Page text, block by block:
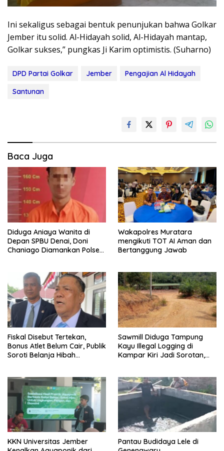
Ini sekaligus sebagai bentuk penunjukan bahwa Golkar
Jember itu solid. Al-Hidayah solid, Al-Hidayah mantap,
Golkar sukses,” pungkas Ji Karim optimistis. (Suharno)
DPD Partai Golkar Jember
Pengajian Al Hidayah
Santunan
Baca Juga
Diduga Aniaya Wanita di
Depan SPBU Denai, Doni
Chaniago Diamankan Polsek
Wakapolres Muratara
mengikuti TOT AI Aman dan
Bertanggung Jawab
Fiskal Disebut Tertekan,
Bonus Atlet Belum Cair, Publik
Soroti Belanja Hibah
Sawmill Diduga Tampung
Kayu Illegal Logging di
Kampar Kiri Jadi Sorotan,
KKN Universitas Jember
Pantau Budidaya Lele di